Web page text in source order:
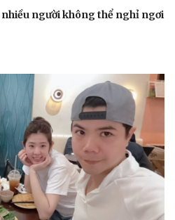
Đọc truyện đêm khuya
Cửa sổ tình yêu
nhiều người không thể nghỉ ngơi